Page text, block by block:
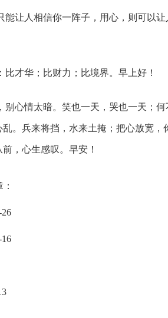
能让人相信你一阵子，用心，则可以
比才华；比财力；比境界。早上好！
别心情太暗。笑也一天，哭也一天；
。兵来将挡，水来土掩；把心放宽，
，心生感叹。早安！
26
16